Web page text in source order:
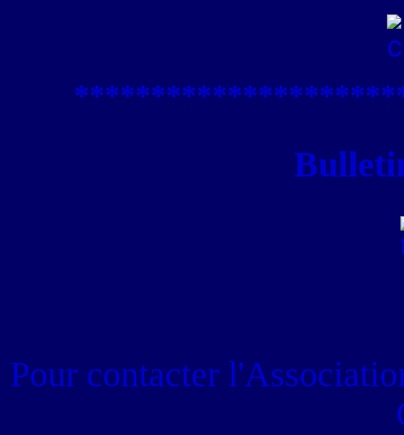
****************
Pour contacter